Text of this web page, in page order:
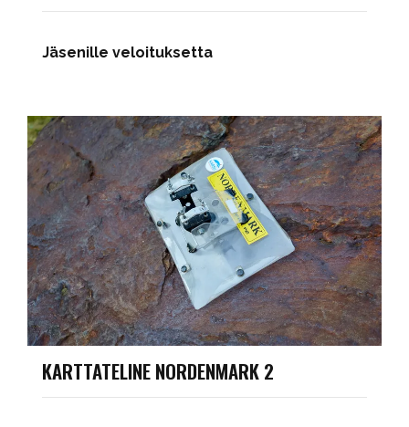
Jäsenille veloituksetta
KARTTATELINE NORDENMARK 2